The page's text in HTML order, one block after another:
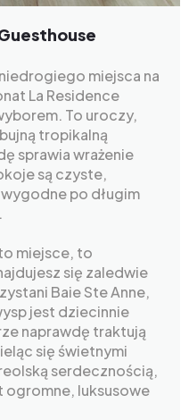
miejsca na
La Residence
To uroczy,
tropikalną
sprawia wrażenie
są czyste,
po długim
miejsce, to
się zaledwie
Baie Ste Anne,
jest dziecinnie
naprawdę traktują
się świetnymi
serdecznością,
ogromne, luksusowe